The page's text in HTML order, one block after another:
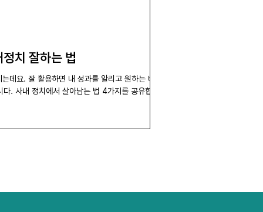
치 잘하는 법
데요. 잘 활용하면 내 성과를 알리고 원하는 바를
. 사내 정치에서 살아남는 법 4가지를 공유합니